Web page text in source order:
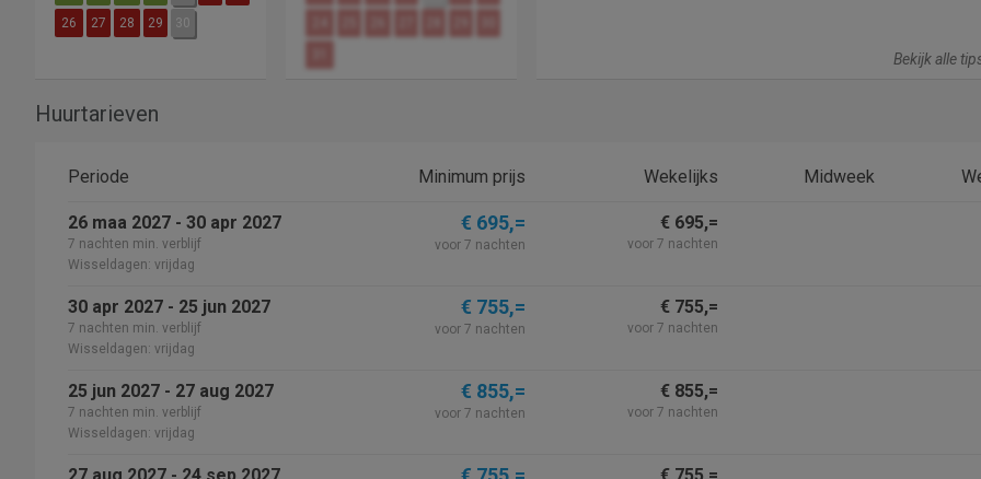
26 27 28 29 30
Bekijk alle
Huurtarieven
Periode Minimum prijs Wekelijks Midweek
26 maa 2027 - 30 apr 2027
7 nachten min. verblijf
Wisseldagen: vrijdag
€ 695,=
voor 7 nachten
€ 695,=
voor 7 nachten
30 apr 2027 - 25 jun 2027
7 nachten min. verblijf
Wisseldagen: vrijdag
€ 755,=
voor 7 nachten
€ 755,=
voor 7 nachten
25 jun 2027 - 27 aug 2027
7 nachten min. verblijf
Wisseldagen: vrijdag
€ 855,=
voor 7 nachten
€ 855,=
voor 7 nachten